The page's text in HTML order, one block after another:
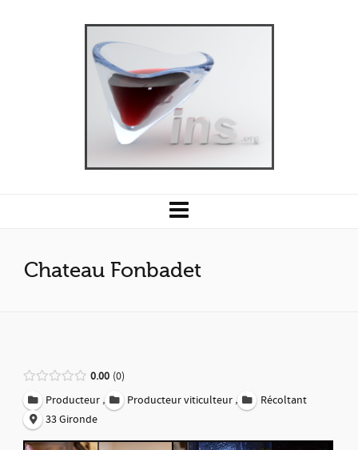
Chateau Fonbadet
0.00 0
Producteur , Producteur viticulteur ,
Récoltant
33 Gironde